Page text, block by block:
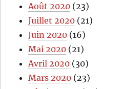
Août 2020 (23)
Juillet 2020 (21)
Juin 2020 (16)
Mai 2020 (21)
Avril 2020 (30)
Mars 2020 (23)